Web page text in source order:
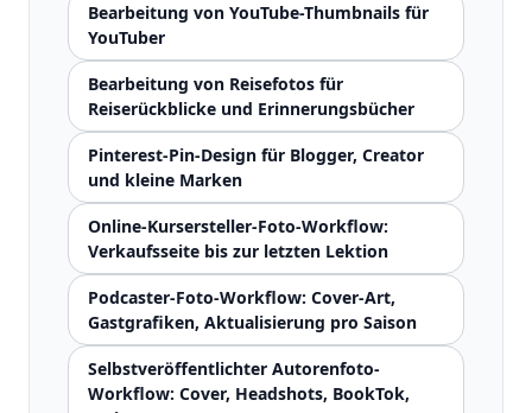
Bearbeitung von YouTube-Thumbnails für
YouTuber
Bearbeitung von Reisefotos für
Reiserückblicke und Erinnerungsbücher
Pinterest-Pin-Design für Blogger, Creator
und kleine Marken
Online-Kursersteller-Foto-Workflow:
Verkaufsseite bis zur letzten Lektion
Podcaster-Foto-Workflow: Cover-Art,
Gastgrafiken, Aktualisierung pro Saison
Selbstveröffentlichter Autorenfoto-
Workflow: Cover, Headshots, BookTok,